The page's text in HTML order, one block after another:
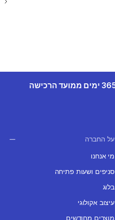
על החברה
מי אנחנו
סניפים ושעות פתיחה
בלוג
עיצוב אקולוגי
מוצרים מחודשים